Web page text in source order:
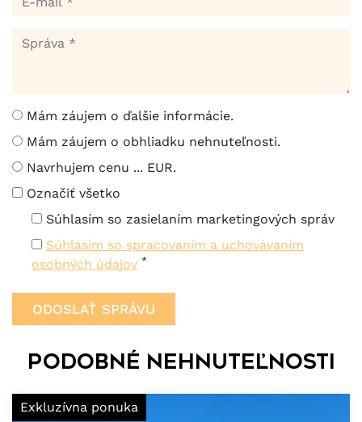
Mám záujem o ďalšie informácie.
Mám záujem o obhliadku nehnuteľnosti.
Navrhujem cenu ... EUR.
Označiť všetko
Súhlasím so zasielaním marketingových správ
Súhlasím so spracovaním a uchovávaním
osobných údajov *
Podobné nehnuteľnosti
Exkluzívna ponuka